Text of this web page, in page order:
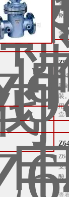
蒸
钢
查
密
装
用
查
支
酸
查